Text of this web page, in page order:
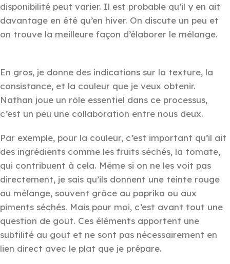
disponibilité peut varier. Il est probable qu’il y en ait
davantage en été qu’en hiver. On discute un peu et
on trouve la meilleure façon d’élaborer le mélange.
En gros, je donne des indications sur la texture, la
consistance, et la couleur que je veux obtenir.
Nathan joue un rôle essentiel dans ce processus,
c’est un peu une collaboration entre nous deux.
Par exemple, pour la couleur, c’est important qu’il ait
des ingrédients comme les fruits séchés, la tomate,
qui contribuent à cela. Même si on ne les voit pas
directement, je sais qu’ils donnent une teinte rouge
au mélange, souvent grâce au paprika ou aux
piments séchés. Mais pour moi, c’est avant tout une
question de goût. Ces éléments apportent une
subtilité au goût et ne sont pas nécessairement en
lien direct avec le plat que je prépare.